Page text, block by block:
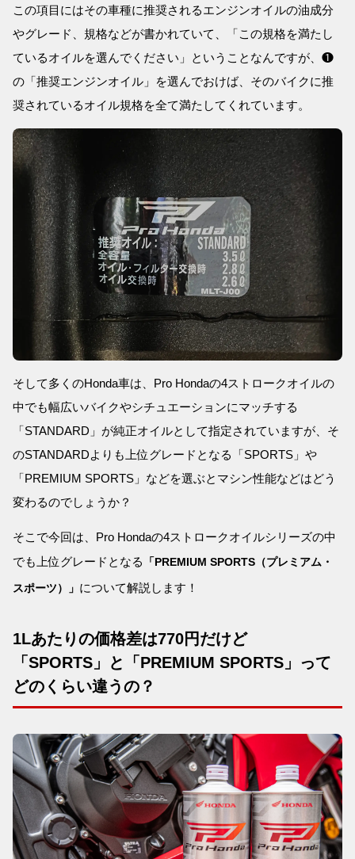
この項目にはその車種に推奨されるエンジンオイルの油成分
やグレード、規格などが書かれていて、「この規格を満たし
ているオイルを選んでください」ということなんですが、❶
の「推奨エンジンオイル」を選んでおけば、そのバイクに推
奨されているオイル規格を全て満たしてくれています。
そして多くのHonda車は、Pro Hondaの4ストロークオイルの
中でも幅広いバイクやシチュエーションにマッチする
「STANDARD」が純正オイルとして指定されていますが、そ
のSTANDARDよりも上位グレードとなる「SPORTS」や
「PREMIUM SPORTS」などを選ぶとマシン性能などはどう
変わるのでしょうか？
そこで今回は、Pro Hondaの4ストロークオイルシリーズの中
でも上位グレードとなる
「PREMIUM SPORTS（プレミアム・
スポーツ）」 について解説します！
1Lあたりの価格差は770円だけど
「SPORTS」と「PREMIUM SPORTS」って
どのくらい違うの？